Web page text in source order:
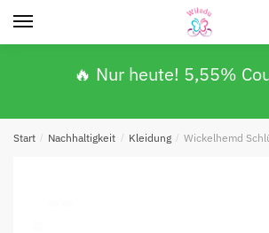
🔥 Nur heute! 5,55%
Start / Nachhaltigkeit / Kleidung / Wickelhemd
Absenden